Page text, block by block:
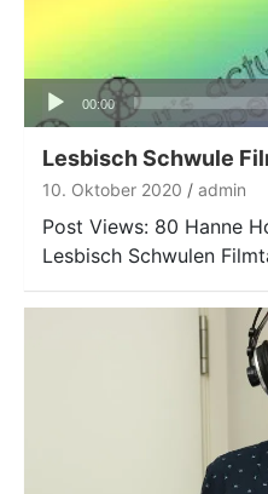
Audio-
Player
00:00
Lesbisch Schwule
10. Oktober 2020 admin
Post Views: 80 Hanne
Lesbisch Schwulen